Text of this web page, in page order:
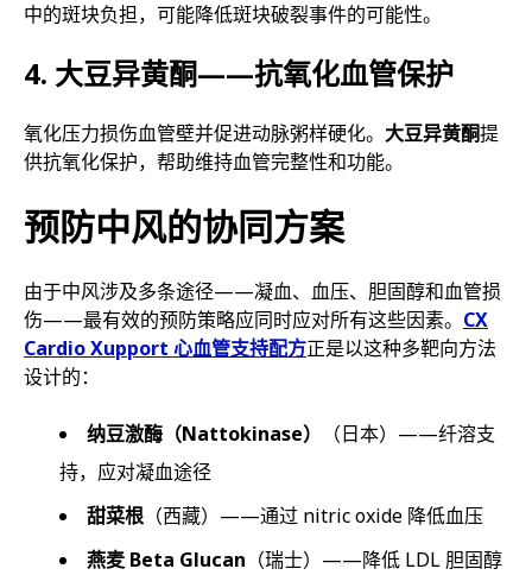
中的斑块负担，可能降低斑块破裂事件的可能性。
4. 大豆异黄酮——抗氧化血管保护
氧化压力损伤血管壁并促进动脉粥样硬化。 大豆异黄酮提
供抗氧化保护，帮助维持血管完整性和功能。
预防中风的协同方案
由于中风涉及多条途径——凝血、血压、胆固醇和血管损
伤——最有效的预防策略应同时应对所有这些因素。 CX
Cardio Xupport 心血管支持配方正是以这种多靶向方法
设计的：
纳豆激酶（Nattokinase）
（日本）——纤溶支
持，应对凝血途径
甜菜根 （西藏）——通过 nitric oxide 降低血压
燕麦 Beta Glucan （瑞士）——降低 LDL 胆固醇